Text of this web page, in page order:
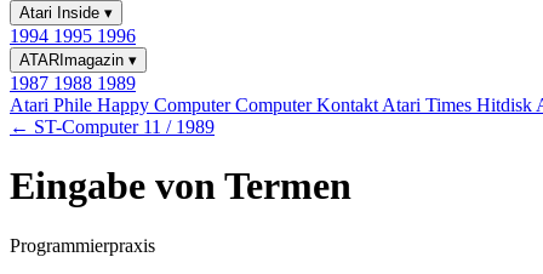
Atari Inside ▾
1994 1995 1996
ATARImagazin ▾
1987 1988 1989
Atari Phile Happy ComputerComputer Kontakt Atari Times Hitdisk
← ST-Computer 11 / 1989
Eingabe von Termen
Programmierpraxis